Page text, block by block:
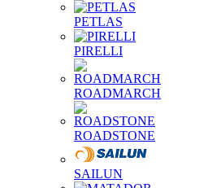
PETLAS
PIRELLI
ROADMARCH
ROADSTONE
SAILUN